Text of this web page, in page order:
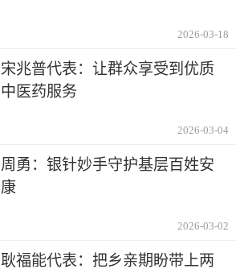
2026-03-18
宋兆普代表：让群众享受到优质
中医药服务
2026-03-04
周勇：银针妙手守护基层百姓安
康
2026-03-02
耿福能代表：把乡亲期盼带上两